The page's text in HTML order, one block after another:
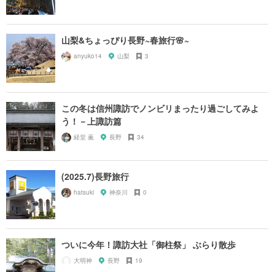
山梨&ちょっぴり長野~春旅行🌸~
anyuko14 山梨 3
この冬は信州諏訪でノンビリまったり過ごしてみよ
う！－上諏訪篇
経堂 薫 長野 34
(2025.7)長野旅行
hatsuki 神奈川 0
ついに今年！諏訪大社「御柱祭」 ぶらり散歩
大明神 長野 19